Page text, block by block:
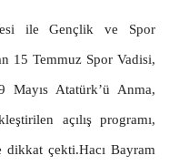
ile Gençlik ve Spor
15 Temmuz Spor Vadisi,
Mayıs Atatürk’ü Anma,
açılış programı,
dikkat çekti.Hacı Bayram